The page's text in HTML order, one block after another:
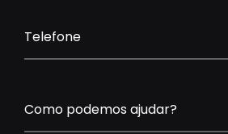
Telefone
Como podemos ajudar?